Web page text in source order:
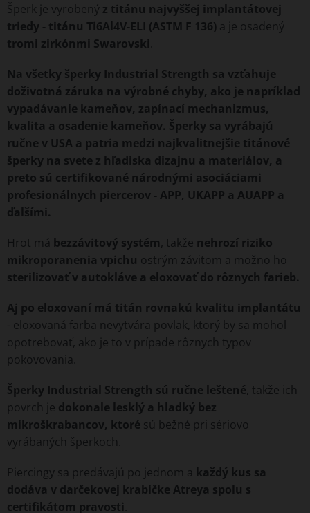
Šperk je vyrobený z titánu najvyššej implantátovej
triedy - titánu Ti6Al4V-ELI (ASTM F 136) a je osadený
tromi zirkónmi Swarovski
Na všetky šperky Industrial Strength sa vzťahuje
doživotná záruka na výrobné chyby, ako je napríklad
vypadávanie kameňov, zapínací mechanizmus,
kvalita a osadenie kameňov. Šperky sa vyrábajú
ručne v USA a patria medzi najkvalitnejšie titánové
šperky na svete z hľadiska dizajnu a materiálov, a
preto sú certifikované národnými asociáciami
profesionálnych piercerov - APP, UKAPP a AUAPP a
ďalšími.
Hrot má bezzávitový systém , takže nehrozí riziko
mikroporanenia vpichu ostrým závitom a možno ho
sterilizovať v autokláve a eloxovať do rôznych farieb.
Aj po eloxovaní má titán rovnakú kvalitu implantátu
- eloxovaná farba nevytvára povlak, ktorý by sa mohol
opotrebovať, ako je to v prípade rôznych typov
pokovovania.
Šperky Industrial Strength sú ručne leštené , takže ich
povrch je dokonale lesklý a hladký bez
mikroškrabancov, ktoré sú bežné pri sériovo
vyrábaných šperkoch.
Piercingy sa predávajú po jednom a každý kus sa
dodáva v darčekovej krabičke Atreya spolu s
certifikátom pravosti